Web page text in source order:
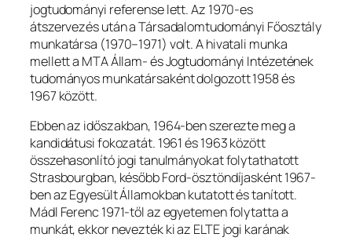
jogtudományi referense lett. Az 1970-es
átszervezés után a Társadalomtudományi Főosztály
munkatársa (1970–1971) volt. A hivatali munka
mellett a MTA Állam- és Jogtudományi Intézetének
tudományos munkatársaként dolgozott 1958 és
1967 között.
Ebben az időszakban, 1964-ben szerezte meg a
kandidátusi fokozatát. 1961 és 1963 között
összehasonlító jogi tanulmányokat folytathatott
Strasbourgban, később Ford-ösztöndíjasként 1967-
ben az Egyesült Államokban kutatott és tanított.
Mádl Ferenc 1971-től az egyetemen folytatta a
munkát, ekkor nevezték ki az ELTE jogi karának